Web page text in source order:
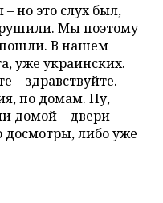
но это слух был,
Мы поэтому
пошли. В нашем
уже украинских.
– здравствуйте.
по домам. Ну,
домой – двери–
досмотры, либо уже